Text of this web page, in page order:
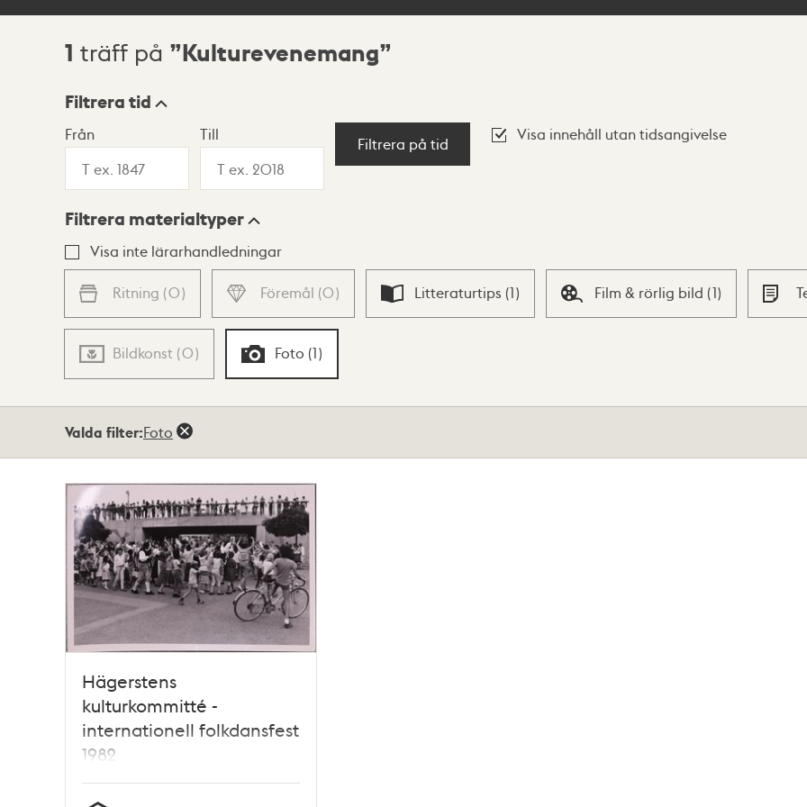
Sökresultat
1 träff på Kulturevenemang
Visningsläge
Lista Karta
Filtrera tid
Från Till
Filtrera på tid
Visa innehåll utan tidsangivelse
Filtrera materialtyper
Visa inte lärarhandledningar
Ritning (0) Föremål (0) Litteraturtips (1) Film & rörlig bild (1)
Bildkonst (0) Foto (1)
Valda filter:Foto
Hägerstens
kulturkommitté -
internationell folkdansfest
1982